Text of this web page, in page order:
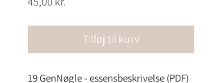
Tilføj til kurv
19 GenNøgle - essensbeskrivelse (PDF)